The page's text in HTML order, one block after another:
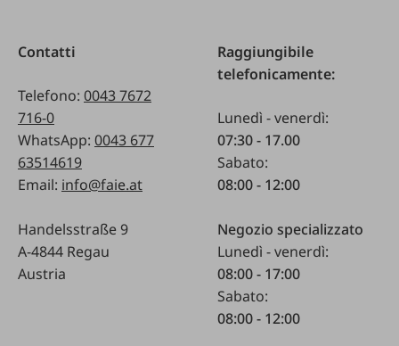
Contatti
Telefono: 0043 7672
716-0
WhatsApp: 0043 677
63514619
Email: info@faie.at
Handelsstraße 9
A-4844 Regau
Austria
Raggiungibile
telefonicamente:
Lunedì - venerdì:
07:30 - 17.00
Sabato:
08:00 - 12:00
Negozio specializzato
Lunedì - venerdì:
08:00 - 17:00
Sabato:
08:00 - 12:00